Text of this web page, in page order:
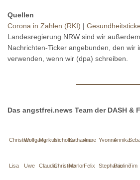
Quellen
Corona in Zahlen (RKI) |
Landesregierung NRW sind wir
Nachrichten-Ticker angebunden, den wir
verwenden, wenn wir (dpa) schreiben.
Das angstfrei.news Team der DASH &
ChristianWolfgangMarkusNicholasKatharina
Anne YvonneAnnika
Lisa Uwe ClaudiaChristineMarlonFelix StephaniePaulineTim